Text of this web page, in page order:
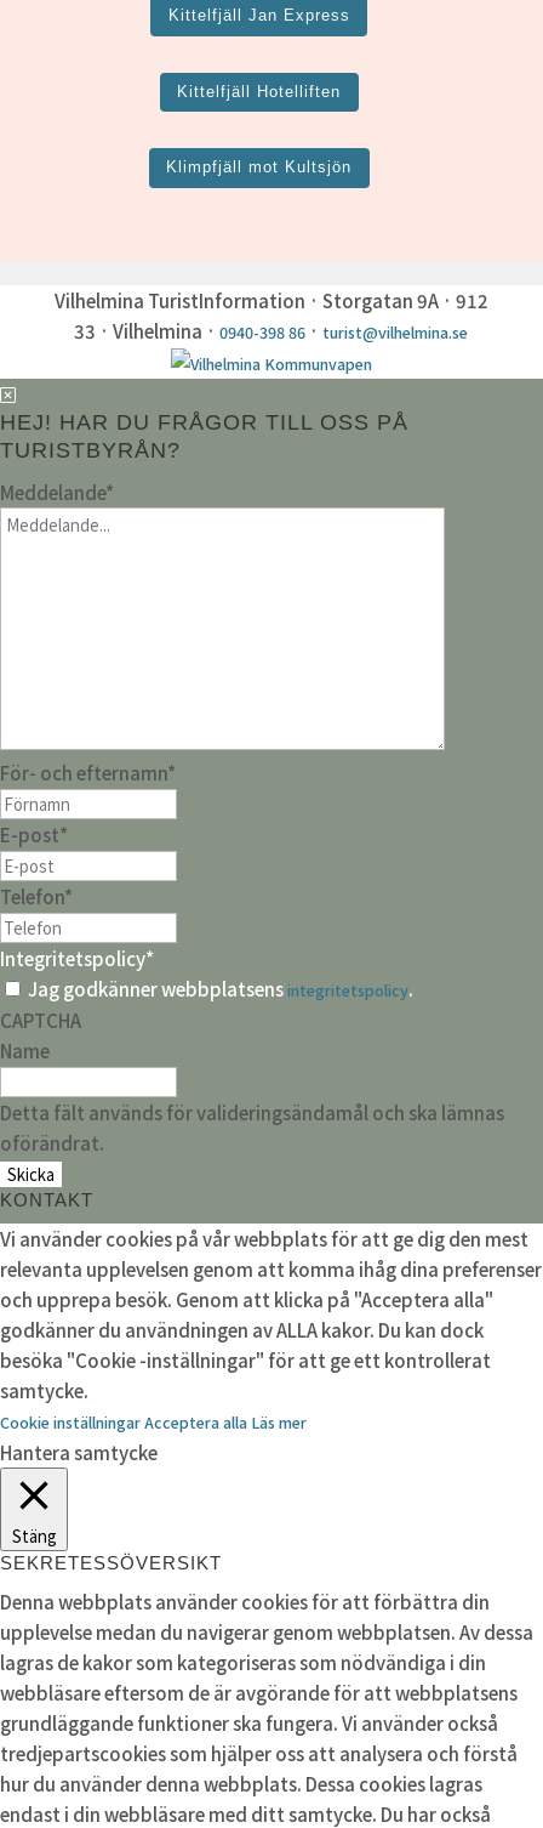
Kittelfjäll Jan Express
Kittelfjäll Hotelliften
Klimpfjäll mot Kultsjön
Vilhelmina TuristInformation · Storgatan 9A · 912
33 · Vilhelmina ·0940-398 86 · turist@vilhelmina.se
HEJ! HAR DU FRÅGOR TILL OSS PÅ
TURISTBYRÅN?
Meddelande*
För- och efternamn*
E-post*
Telefon*
Integritetspolicy*
Jag godkänner webbplatsensintegritetspolicy.
CAPTCHA
Name
Detta fält används för valideringsändamål och ska lämnas
oförändrat.
KONTAKT
Vi använder cookies på vår webbplats för att ge dig den mest
relevanta upplevelsen genom att komma ihåg dina preferenser
och upprepa besök. Genom att klicka på "Acceptera alla"
godkänner du användningen av ALLA kakor. Du kan dock
besöka "Cookie -inställningar" för att ge ett kontrollerat
samtycke.
Cookie inställningarAcceptera alla Läs mer
Hantera samtycke
Stäng
SEKRETESSÖVERSIKT
Denna webbplats använder cookies för att förbättra din
upplevelse medan du navigerar genom webbplatsen. Av dessa
lagras de kakor som kategoriseras som nödvändiga i din
webbläsare eftersom de är avgörande för att webbplatsens
grundläggande funktioner ska fungera. Vi använder också
tredjepartscookies som hjälper oss att analysera och förstå
hur du använder denna webbplats. Dessa cookies lagras
endast i din webbläsare med ditt samtycke. Du har också